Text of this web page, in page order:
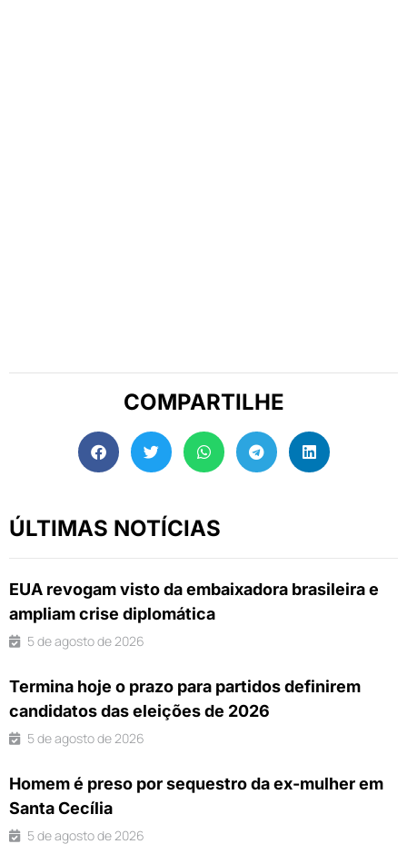
COMPARTILHE
ÚLTIMAS NOTÍCIAS
EUA revogam visto da embaixadora brasileira e
ampliam crise diplomática
5 de agosto de 2026
Termina hoje o prazo para partidos definirem
candidatos das eleições de 2026
5 de agosto de 2026
Homem é preso por sequestro da ex-mulher em
Santa Cecília
5 de agosto de 2026